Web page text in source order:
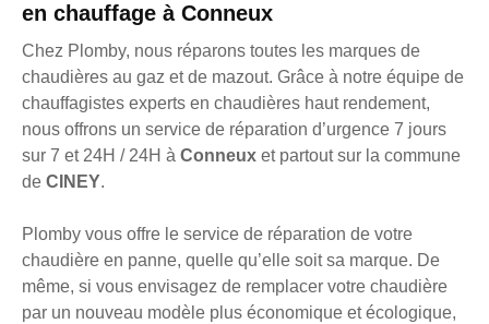
en chauffage à Conneux
Chez Plomby, nous réparons toutes les marques de
chaudières au gaz et de mazout. Grâce à notre équipe de
chauffagistes experts en chaudières haut rendement,
nous offrons un service de réparation d’urgence 7 jours
sur 7 et 24H / 24H à Conneux et partout sur la commune
de CINEY.
Plomby vous offre le service de réparation de votre
chaudière en panne, quelle qu’elle soit sa marque. De
même, si vous envisagez de remplacer votre chaudière
par un nouveau modèle plus économique et écologique,